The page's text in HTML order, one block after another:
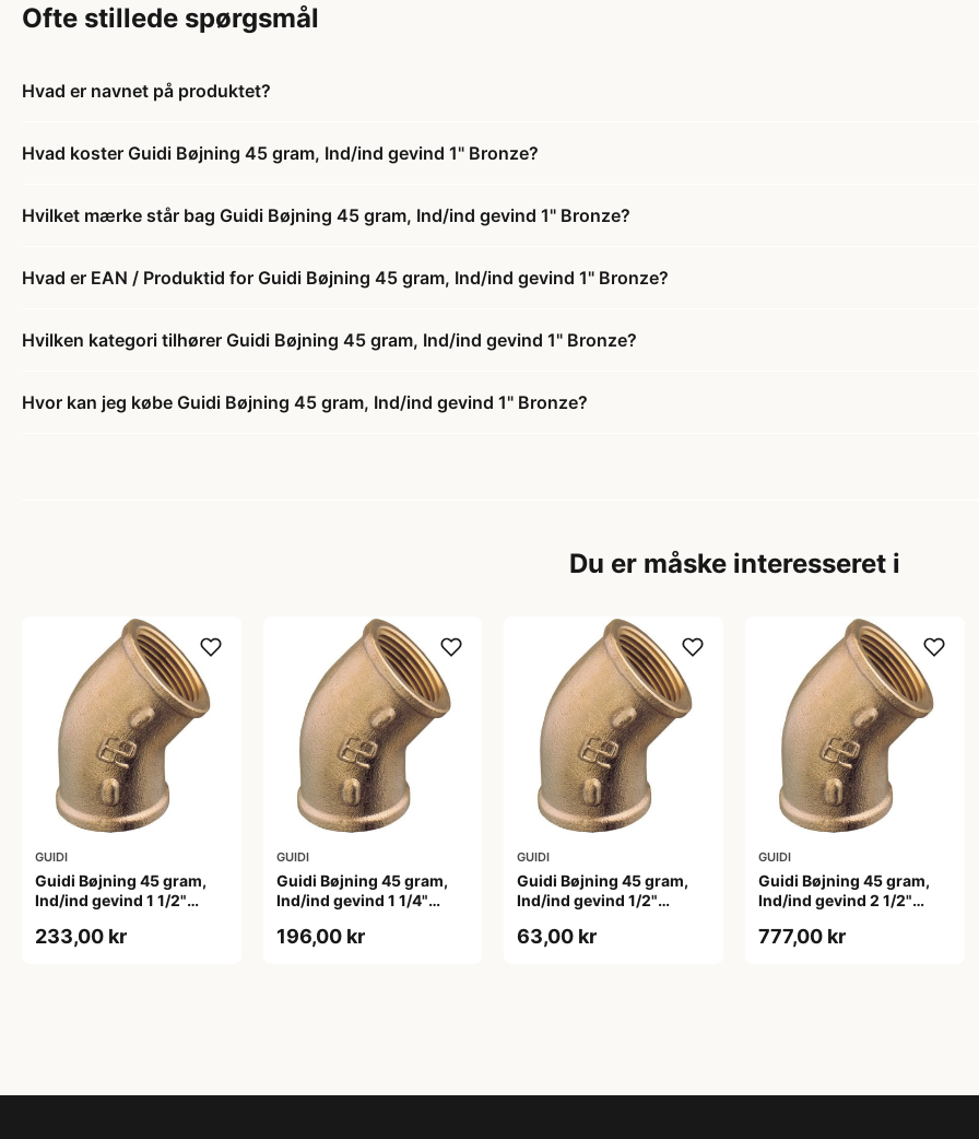
Ofte stillede spørgsmål
Hvad er navnet på produktet?
Hvad koster Guidi Bøjning 45 gram, Ind/ind gevind 1" Bronze?
Hvilket mærke står bag Guidi Bøjning 45 gram, Ind/ind gevind 1" Bronze?
Hvad er EAN / Produktid for Guidi Bøjning 45 gram, Ind/ind gevind 1" Bronze?
Hvilken kategori tilhører Guidi Bøjning 45 gram, Ind/ind gevind 1" Bronze?
Hvor kan jeg købe Guidi Bøjning 45 gram, Ind/ind gevind 1" Bronze?
Du er måske interesseret i
GUIDI
Guidi Bøjning 45 gram,
Ind/ind gevind 1 1/2"
233,00 kr
GUIDI
Guidi Bøjning 45 gram,
Ind/ind gevind 1 1/4"
196,00 kr
GUIDI
Guidi Bøjning 45 gram,
Ind/ind gevind 1/2"
63,00 kr
GUIDI
Guidi Bøjning 45 gram,
Ind/ind gevind 2 1/2"
777,00 kr